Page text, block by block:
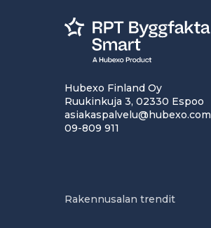
Hubexo Finland Oy
Ruukinkuja 3, 02330 Espoo
asiakaspalvelu@hubexo.com
09-809 911
Rakennusalan trendit